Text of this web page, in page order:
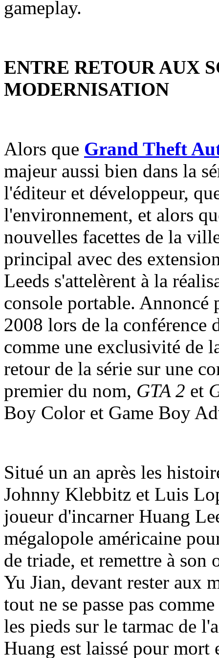
gameplay.
ENTRE RETOUR AUX
MODERNISATION
Alors que Grand Theft
majeur aussi bien dans la
l'éditeur et développeur,
l'environnement, et alors
nouvelles facettes de la
principal avec des
Leeds s'attelèrent à la
console portable.
2008 lors de la conférence
comme une exclusivité de
retour de la série sur une
premier du nom, GTA 2 et
Boy Color et Game Boy
Situé un an après les
Johnny Klebbitz et Luis
joueur d'incarner Huang
mégalopole américaine
de triade, et remettre à
Yu Jian, devant rester aux
tout ne se passe pas
les pieds sur le tarmac de
Huang est laissé pour